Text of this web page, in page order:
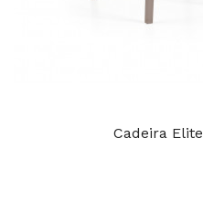
Cadeira Elite